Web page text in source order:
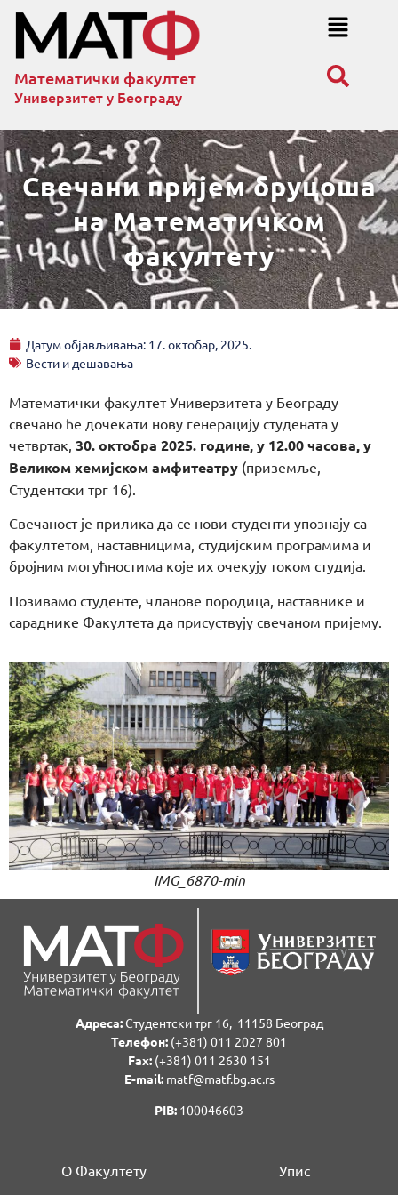
Математички факултет
Универзитет у Београду
Свечани пријем бруцоша
на Математичком
факултету
Датум објављивања: 17. октобар, 2025.
Вести и дешавања
Математички факултет Универзитета у Београду
свечано ће дочекати нову генерацију студената у
четвртак, 30. октобра 2025. године, у 12.00 часова, у
Великом хемијском амфитеатру (приземље,
Студентски трг 16).
Свечаност је прилика да се нови студенти упознају са
факултетом, наставницима, студијским програмима и
бројним могућностима које их очекују током студија.
Позивамо студенте, чланове породица, наставнике и
сараднике Факултета да присуствују свечаном пријему.
IMG_6870-min
Адреса:Студентски трг 16, 11158 Београд
Телефон: (+381) 011 2027 801
Fаx:(+381) 011 2630 151
E-mail:matf@matf.bg.ac.rs
PIB: 100046603
О Факултету Упис